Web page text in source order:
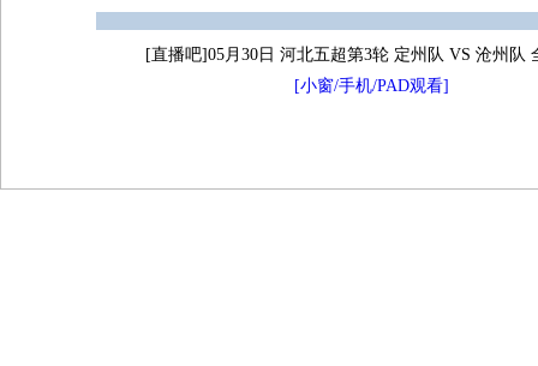
[直播吧]05月30日 河北五超第3轮 定州队 VS 沧州队
[小窗/手机/PAD观看]